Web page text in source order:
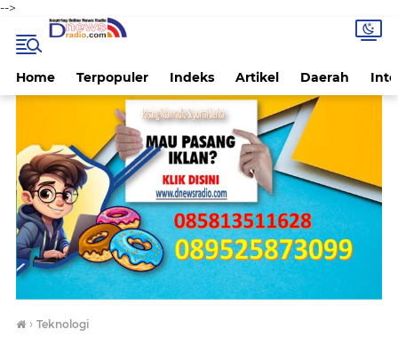
-->
Home Terpopuler Indeks Artikel Daerah
› Teknologi